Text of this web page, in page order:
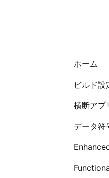
ホーム
ビルド
横断アプ
データ